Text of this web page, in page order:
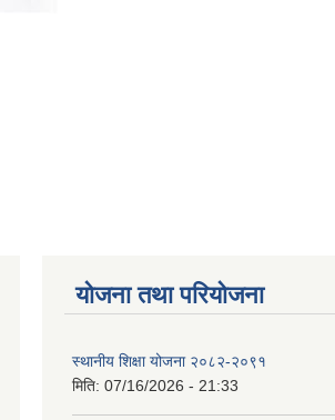
योजना तथा परियोजना
स्थानीय शिक्षा योजना २०८२-२०९१
मिति: 07/16/2026 - 21:33